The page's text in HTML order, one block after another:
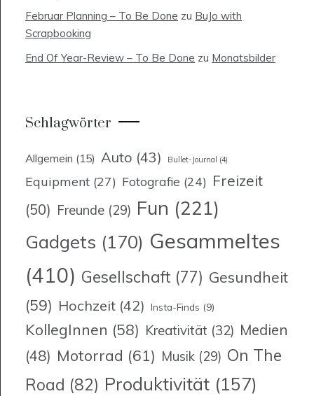
Februar Planning – To Be Done zu BuJo with
Scrapbooking
End Of Year-Review – To Be Done zu Monatsbilder
Schlagwörter
Allgemein (15) Auto (43) Bullet-Journal (4)
Equipment (27) Fotografie (24) Freizeit
(50) Freunde (29) Fun (221)
Gadgets (170) Gesammeltes
(410) Gesellschaft (77) Gesundheit
(59) Hochzeit (42) Insta-Finds (9)
KollegInnen (58) Kreativität (32) Medien
(48) Motorrad (61) Musik (29) On The
Road (82) Produktivität (157)